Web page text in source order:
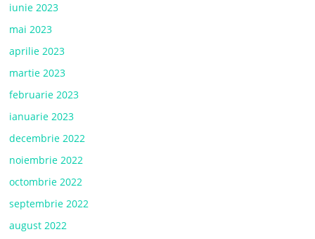
iunie 2023
mai 2023
aprilie 2023
martie 2023
februarie 2023
ianuarie 2023
decembrie 2022
noiembrie 2022
octombrie 2022
septembrie 2022
august 2022